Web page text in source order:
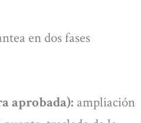
en dos fases
aprobada): ampliación